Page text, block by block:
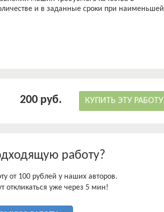
и в заданные сроки при наименьшей
управления технологического
детонационного напыления бандажных
200 руб. КУПИТЬ ЭТУ РАБОТУ
работу?
от 100 рублей у наших авторов.
откликаться уже через 5 мин!